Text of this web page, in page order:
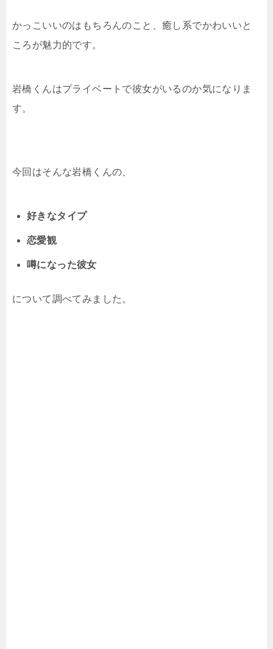
かっこいいのはもちろんのこと、癒し系でかわいいと
ころが魅力的です。
岩橋くんはプライベートで彼女がいるのか気になりま
す。
今回はそんな岩橋くんの、
好きなタイプ
恋愛観
噂になった彼女
について調べてみました。